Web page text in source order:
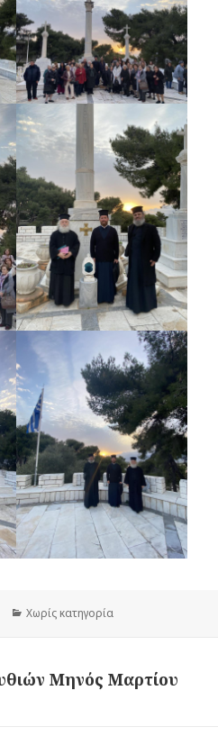
Κατηγορίες
Χωρίς κατηγορία
Μηνός Μαρτίου